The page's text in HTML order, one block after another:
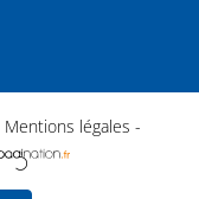
Mentions légales -